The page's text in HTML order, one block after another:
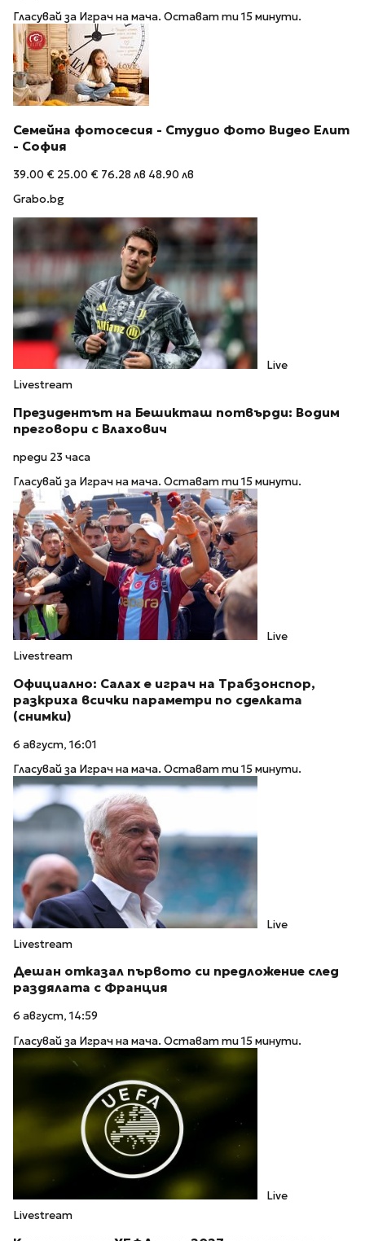
Гласувай за Играч на мача. Остават ти 15 минути.
Семейна фотосесия - Студио Фото Видео Елит
- София
39.00 € 25.00 € 76.28 лв 48.90 лв
Grabo.bg
Live
Livestream
Президентът на Бешикташ потвърди: Водим
преговори с Влахович
преди 23 часа
Гласувай за Играч на мача. Остават ти 15 минути.
Live
Livestream
Официално: Салах е играч на Трабзонспор,
разкриха всички параметри по сделката
(снимки)
6 август, 16:01
Гласувай за Играч на мача. Остават ти 15 минути.
Live
Livestream
Дешан отказал първото си предложение след
раздялата с Франция
6 август, 14:59
Гласувай за Играч на мача. Остават ти 15 минути.
Live
Livestream